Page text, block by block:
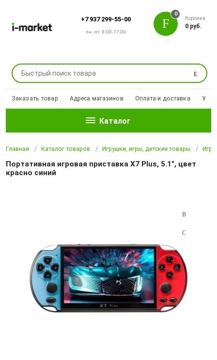
+7 937 299-55-00
пн.-пт. 8:00-17:00
Поиск
0
Корзина
0 руб.
Заказать товар Адреса магазинов Оплата и доставка
Каталог
Главная Каталог товаров Игрушки, игры, детские товары
Портативная игровая приставка X7 Plus, 5.1", цвет
красно синий